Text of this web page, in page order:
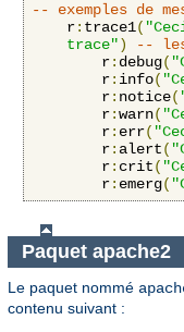
-- exemples de
	r
: trace1(
	trace"
)
--
        r
: debug(
        r
: info(
        r
: notice(
        r
:warn(
        r
: err(
        r
: alert(
        r
: crit(
        r
: emerg(
Paquet apache2
Le paquet nommé
contenu suivant :